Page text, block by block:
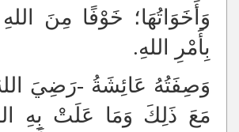
وَأَخَوَاتُهَا؛ خَوْفًا مِنَ اللهِ
بِأَمْرِ اللهِ.
وَصِفَتُهُ عَائِشَةُ -رَضِيَ
مَعَ ذَلِكَ وَمَا عَلَتْ بِهِ